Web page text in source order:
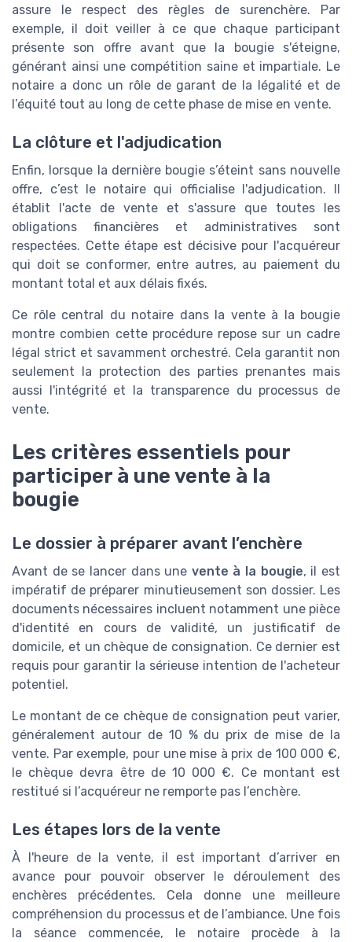
assure le respect des règles de surenchère. Par
exemple, il doit veiller à ce que chaque participant
présente son offre avant que la bougie s'éteigne,
générant ainsi une compétition saine et impartiale. Le
notaire a donc un rôle de garant de la légalité et de
l’équité tout au long de cette phase de mise en vente.
La clôture et l'adjudication
Enfin, lorsque la dernière bougie s’éteint sans nouvelle
offre, c’est le notaire qui officialise l'adjudication. Il
établit l'acte de vente et s'assure que toutes les
obligations financières et administratives sont
respectées. Cette étape est décisive pour l'acquéreur
qui doit se conformer, entre autres, au paiement du
montant total et aux délais fixés.
Ce rôle central du notaire dans la vente à la bougie
montre combien cette procédure repose sur un cadre
légal strict et savamment orchestré. Cela garantit non
seulement la protection des parties prenantes mais
aussi l'intégrité et la transparence du processus de
vente.
Les critères essentiels pour
participer à une vente à la
bougie
Le dossier à préparer avant l’enchère
Avant de se lancer dans une vente à la bougie, il est
impératif de préparer minutieusement son dossier. Les
documents nécessaires incluent notamment une pièce
d'identité en cours de validité, un justificatif de
domicile, et un chèque de consignation. Ce dernier est
requis pour garantir la sérieuse intention de l'acheteur
potentiel.
Le montant de ce chèque de consignation peut varier,
généralement autour de 10 % du prix de mise de la
vente. Par exemple, pour une mise à prix de 100 000 €,
le chèque devra être de 10 000 €. Ce montant est
restitué si l’acquéreur ne remporte pas l’enchère.
Les étapes lors de la vente
À l'heure de la vente, il est important d’arriver en
avance pour pouvoir observer le déroulement des
enchères précédentes. Cela donne une meilleure
compréhension du processus et de l’ambiance. Une fois
la séance commencée, le notaire procède à la